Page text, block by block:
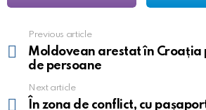
more
Previous article
Moldovean arestat în Croația
de persoane
Next article
În zona de conflict, cu